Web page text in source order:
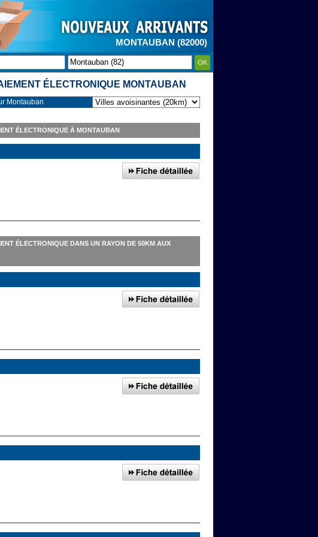
MONTAUBAN (82000)
OK
ÉLECTRONIQUE MONTAUBAN
Montauban
ÉLECTRONIQUE À MONTAUBAN
ÉLECTRONIQUE DANS UN RAYON DE 50KM AUX